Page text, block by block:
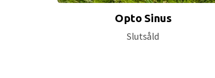
Opto Sinus
Slutsåld